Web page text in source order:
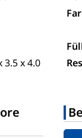
3.5 x 4.0